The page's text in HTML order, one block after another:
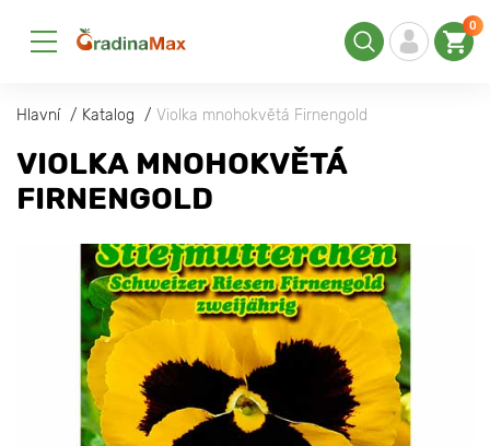
0
Hlavní Katalog Violka mnohokvětá Firnengold
VIOLKA MNOHOKVĚTÁ
FIRNENGOLD